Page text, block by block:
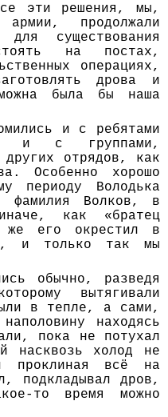
эти решения, мы,
армии, продолжали
для существования
на постах,
операциях,
дрова и
была бы наша
и с ребятами
и с группами,
отрядов, как
Особенно хорошо
периоду Володька
фамилия Волков, в
как «братец
его окрестил в
и только так мы
обычно, разведя
вытягивали
в тепле, а сами,
находясь
пока не потухал
насквозь холод не
проклиная всё на
подкладывал дров,
то время можно